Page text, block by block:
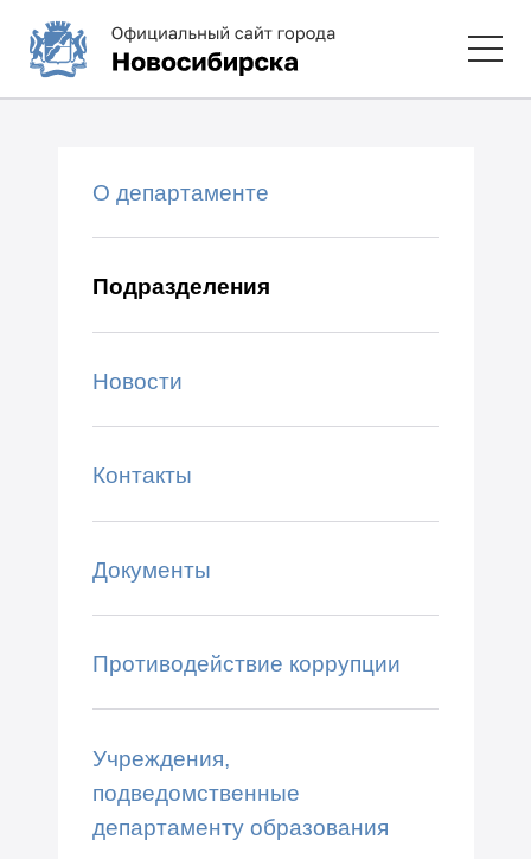
О департаменте
Подразделения
Новости
Контакты
Документы
Противодействие коррупции
Учреждения,
подведомственные
департаменту образования